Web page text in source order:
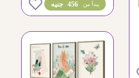
456 جنيه يبدأ من